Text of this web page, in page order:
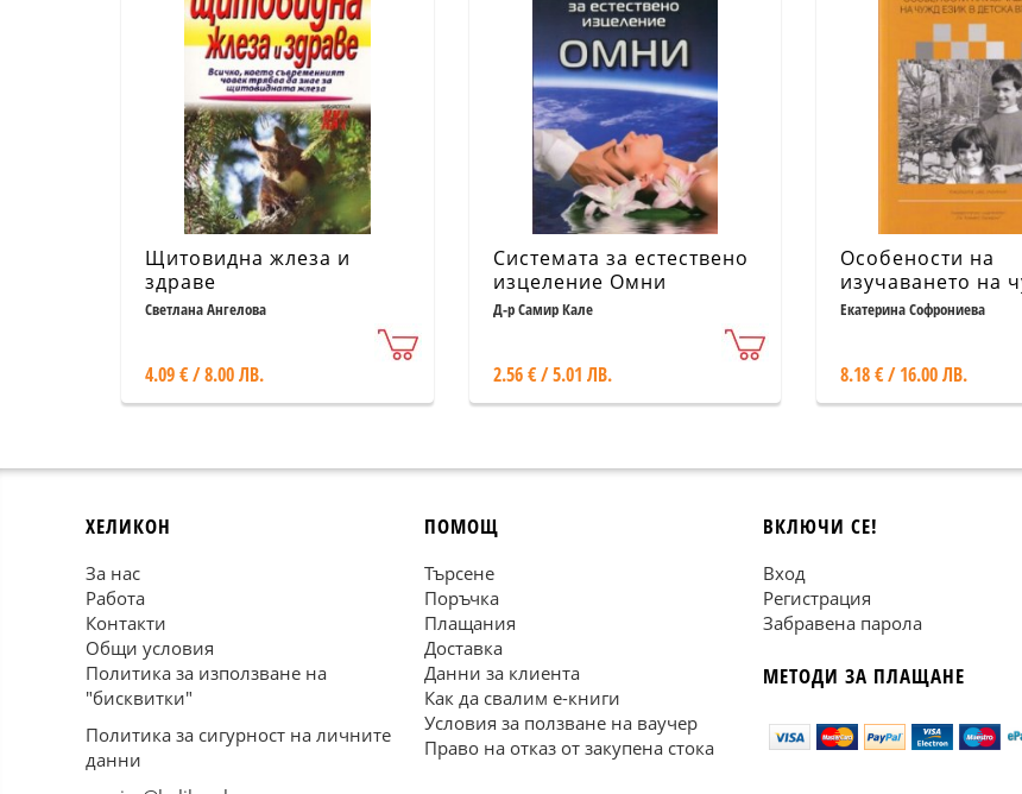
Щитовидна жлеза и
здраве
Светлана Ангелова
4.09 € / 8.00 ЛВ.
Системата за естествено
изцеление Омни
Д-р Самир Кале
2.56 € / 5.01 ЛВ.
Особености на
изучаването на
език в детска
Екатерина Софрониева
8.18 € / 16.00 ЛВ.
ХЕЛИКОН
За нас
Работа
Контакти
Общи условия
Политика за използване на
"бисквитки"
Политика за сигурност на личните
данни
ПОМОЩ
Търсене
Поръчка
Плащания
Доставка
Данни за клиента
Как да свалим е-книги
Условия за ползване на ваучер
Право на отказ от закупена стока
ВКЛЮЧИ СЕ!
Вход
Регистрация
Забравена парола
МЕТОДИ ЗА ПЛАЩАНЕ